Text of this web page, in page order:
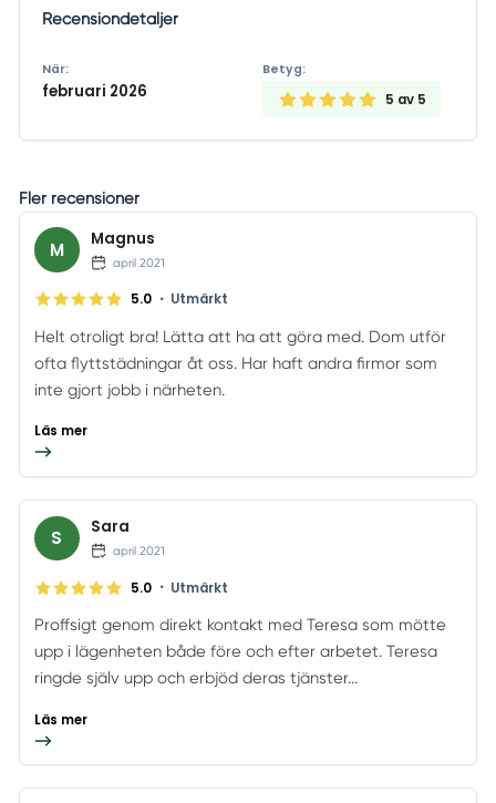
Recensiondetaljer
När:
februari 2026
Betyg:
5 av 5
Fler recensioner
M Magnus
april 2021
5.0 • Utmärkt
Helt otroligt bra! Lätta att ha att göra med. Dom utför
ofta flyttstädningar åt oss. Har haft andra firmor som
inte gjort jobb i närheten.
Läs mer
S Sara
april 2021
5.0 • Utmärkt
Proffsigt genom direkt kontakt med Teresa som mötte
upp i lägenheten både före och efter arbetet. Teresa
ringde själv upp och erbjöd deras tjänster...
Läs mer